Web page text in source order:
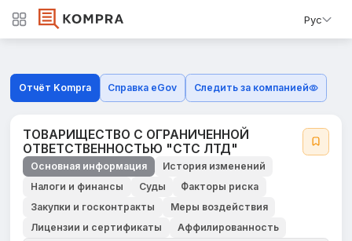
Рус
Отчёт Kompra Справка eGov Следить за компанией
ТОВАРИЩЕСТВО С ОГРАНИЧЕННОЙ
ОТВЕТСТВЕННОСТЬЮ "СТС ЛТД"
Основная информация
История изменений
Налоги и финансы
Суды
Факторы риска
Закупки и госконтракты
Меры воздействия
Лицензии и сертификаты
Аффилированность